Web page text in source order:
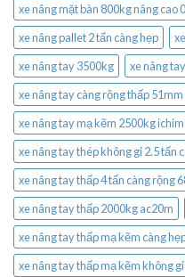
xe nâng mặt bàn 800kg nâng cao
xe nâng pallet 2 tấn càng hẹp
xe nâng tay 3500kg
xe nâng
xe nâng tay càng rộng thấp 51mm
xe nâng tay mạ kẽm 2500kg
xe nâng tay thép không gỉ 2.5 tấn
xe nâng tay thấp 4 tấn càng rộng
xe nâng tay thấp 2000kg ac20m
xe nâng tay thấp mạ kẽm càng
xe nâng tay thấp mạ kẽm không